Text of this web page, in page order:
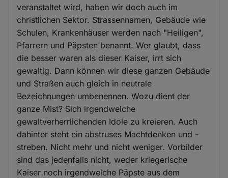
veranstaltet wird, haben wir doch auch im
christlichen Sektor. Strassennamen, Gebäude wie
Schulen, Krankenhäuser werden nach "Heiligen",
Pfarrern und Päpsten benannt. Wer glaubt, dass
die besser waren als dieser Kaiser, irrt sich
gewaltig. Dann können wir diese ganzen Gebäude
und Straßen auch gleich in neutrale
Bezeichnungen umbenennen. Wozu dient der
ganze Mist? Sich irgendwelche
gewaltverherrlichenden Idole zu kreieren. Auch
dahinter steht ein abstruses Machtdenken und -
streben. Nicht mehr und nicht weniger. Vorbilder
sind das jedenfalls nicht, weder kriegerische
Kaiser noch irgendwelche Päpste aus dem